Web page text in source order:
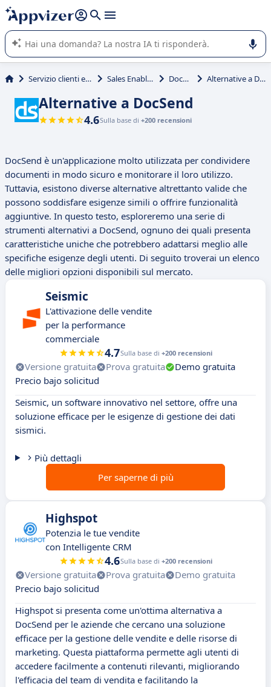
righe con
shift + enter
L'IA di Appvizer vi guida nell'utilizzo o nella scelta di un
software SaaS per la vostra azienda.
Servizio clienti e vendite Sales Enablement DocSend Alternative a DocSend
Alternative a DocSend
4.6Sulla base di +200 recensioni
DocSend è un'applicazione molto utilizzata per condividere
documenti in modo sicuro e monitorare il loro utilizzo.
Tuttavia, esistono diverse alternative altrettanto valide che
possono soddisfare esigenze simili o offrire funzionalità
aggiuntive. In questo testo, esploreremo una serie di
strumenti alternativi a DocSend, ognuno dei quali presenta
caratteristiche uniche che potrebbero adattarsi meglio alle
specifiche esigenze degli utenti. Di seguito troverai un elenco
delle migliori opzioni disponibili sul mercato.
Seismic
L'attivazione delle vendite
per la performance
commerciale
4.7Sulla base di +200 recensioni
Versione gratuita Prova gratuita
Demo gratuita
Precio bajo solicitud
Seismic, un software innovativo nel settore, offre una
soluzione efficace per le esigenze di gestione dei dati
sismici.
Più dettagli
Per saperne di più
Highspot
Potenzia le tue vendite
con Intelligente CRM
4.6Sulla base di +200 recensioni
Versione gratuita Prova gratuita
Demo gratuita
Precio bajo solicitud
Highspot si presenta come un'ottima alternativa a
DocSend per le aziende che cercano una soluzione
efficace per la gestione delle vendite e delle risorse di
marketing. Questa piattaforma permette agli utenti di
accedere facilmente a contenuti rilevanti, migliorando
l'efficacia del team di vendita e facilitando la